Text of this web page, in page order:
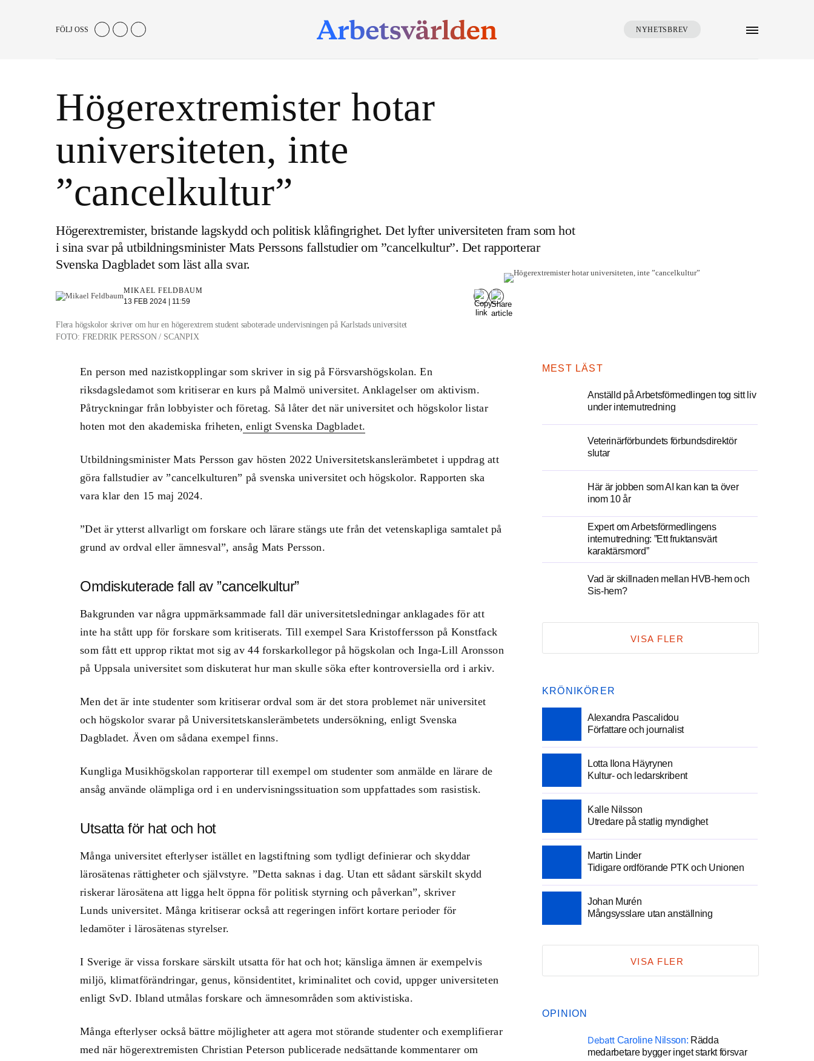
FÖLJ OSS NYHETSBREV
Högerextremister hotar
universiteten, inte
”cancelkultur”
Högerextremister, bristande lagskydd och politisk klåfingrighet. Det lyfter universiteten fram som hot
i sina svar på utbildningsminister Mats Perssons fallstudier om ”cancelkultur”. Det rapporterar
Svenska Dagbladet som läst alla svar.
MIKAEL FELDBAUM
13 FEB 2024 | 11:59
Flera högskolor skriver om hur en högerextrem student saboterade undervisningen på Karlstads universitet
FOTO: FREDRIK PERSSON / SCANPIX
En person med nazistkopplingar som skriver in sig på Försvarshögskolan. En
riksdagsledamot som kritiserar en kurs på Malmö universitet. Anklagelser om aktivism.
Påtryckningar från lobbyister och företag. Så låter det när universitet och högskolor listar
hoten mot den akademiska friheten, enligt Svenska Dagbladet.
Utbildningsminister Mats Persson gav hösten 2022 Universitetskanslerämbetet i uppdrag att
göra fallstudier av ”cancelkulturen” på svenska universitet och högskolor. Rapporten ska
vara klar den 15 maj 2024.
”Det är ytterst allvarligt om forskare och lärare stängs ute från det vetenskapliga samtalet på
grund av ordval eller ämnesval”, ansåg Mats Persson.
Omdiskuterade fall av ”cancelkultur”
Bakgrunden var några uppmärksammade fall där universitetsledningar anklagades för att
inte ha stått upp för forskare som kritiserats. Till exempel Sara Kristoffersson på Konstfack
som fått ett upprop riktat mot sig av 44 forskarkollegor på högskolan och Inga-Lill Aronsson
på Uppsala universitet som diskuterat hur man skulle söka efter kontroversiella ord i arkiv.
Men det är inte studenter som kritiserar ordval som är det stora problemet när universitet
och högskolor svarar på Universitetskanslerämbetets undersökning, enligt Svenska
Dagbladet. Även om sådana exempel finns.
Kungliga Musikhögskolan rapporterar till exempel om studenter som anmälde en lärare de
ansåg använde olämpliga ord i en undervisningssituation som uppfattades som rasistisk.
Utsatta för hat och hot
Många universitet efterlyser istället en lagstiftning som tydligt definierar och skyddar
lärosätenas rättigheter och självstyre. ”Detta saknas i dag. Utan ett sådant särskilt skydd
riskerar lärosätena att ligga helt öppna för politisk styrning och påverkan”, skriver
Lunds universitet. Många kritiserar också att regeringen infört kortare perioder för
ledamöter i lärosätenas styrelser.
I Sverige är vissa forskare särskilt utsatta för hat och hot; känsliga ämnen är exempelvis
miljö, klimatförändringar, genus, könsidentitet, kriminalitet och covid, uppger universiteten
enligt SvD. Ibland utmålas forskare och ämnesområden som aktivistiska.
Många efterlyser också bättre möjligheter att agera mot störande studenter och exemplifierar
med när högerextremisten Christian Peterson publicerade nedsättande kommentarer om
MEST LÄST
Anställd på Arbetsförmedlingen tog sitt liv
under internutredning
Veterinärförbundets förbundsdirektör
slutar
Här är jobben som AI kan kan ta över
inom 10 år
Expert om Arbetsförmedlingens
internutredning: ”Ett fruktansvärt
karaktärsmord”
Vad är skillnaden mellan HVB-hem och
Sis-hem?
VISA FLER
KRÖNIKÖRER
Alexandra Pascalidou
Författare och journalist
Lotta Ilona Häyrynen
Kultur- och ledarskribent
Kalle Nilsson
Utredare på statlig myndighet
Martin Linder
Tidigare ordförande PTK och Unionen
Johan Murén
Mångsysslare utan anställning
VISA FLER
OPINION
Debatt Caroline Nilsson: Rädda
medarbetare bygger inget starkt försvar